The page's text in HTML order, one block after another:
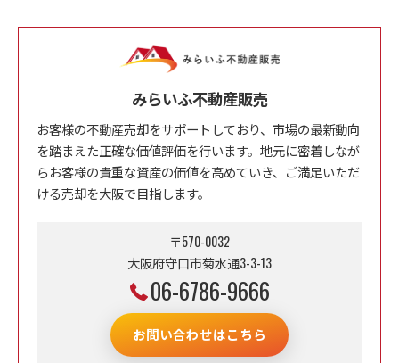
みらいふ不動産販売
お客様の不動産売却をサポートしており、市場の最新動向
を踏まえた正確な価値評価を行います。地元に密着しなが
らお客様の貴重な資産の価値を高めていき、ご満足いただ
ける売却を大阪で目指します。
〒570-0032
大阪府守口市菊水通3-3-13
06-6786-9666
お問い合わせはこちら